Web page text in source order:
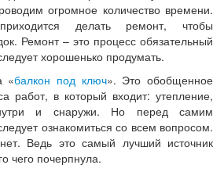
огромное количество времени.
делать ремонт, чтобы
Ремонт – это процесс обязательный
хорошенько продумать.
«балкон под ключ». Это обобщенное
работ, в который входит: утепление,
и снаружи. Но перед самим
ознакомиться со всем вопросом.
Ведь это самый лучший источник
чего почерпнула.